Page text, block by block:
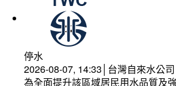
停水
2026-08-07, 14:33│台灣自來水公司
為全面提升該區域居民用水品質及